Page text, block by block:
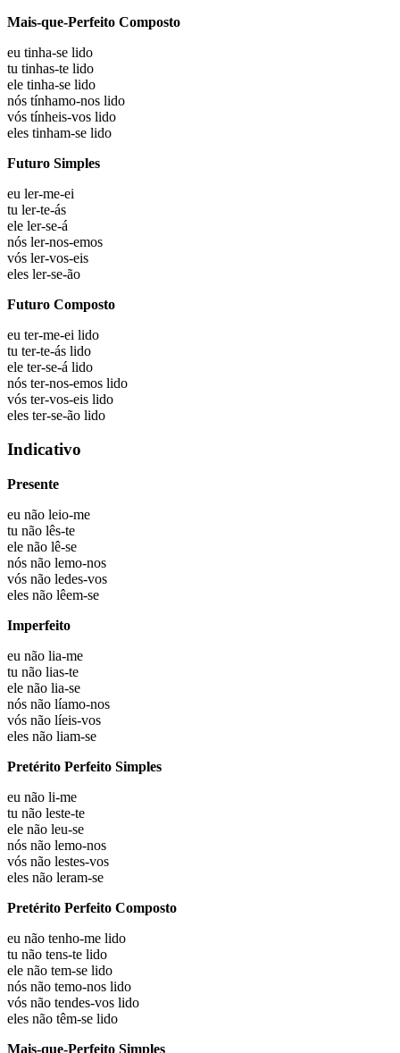
Mais-que-Perfeito Composto
eu tinha-se lido
tu tinhas-te lido
ele tinha-se lido
nós tínhamo-nos lido
vós tínheis-vos lido
eles tinham-se lido
Futuro Simples
eu ler-me-ei
tu ler-te-ás
ele ler-se-á
nós ler-nos-emos
vós ler-vos-eis
eles ler-se-ão
Futuro Composto
eu ter-me-ei lido
tu ter-te-ás lido
ele ter-se-á lido
nós ter-nos-emos lido
vós ter-vos-eis lido
eles ter-se-ão lido
Indicativo
Presente
eu não leio-me
tu não lês-te
ele não lê-se
nós não lemo-nos
vós não ledes-vos
eles não lêem-se
Imperfeito
eu não lia-me
tu não lias-te
ele não lia-se
nós não líamo-nos
vós não líeis-vos
eles não liam-se
Pretérito Perfeito Simples
eu não li-me
tu não leste-te
ele não leu-se
nós não lemo-nos
vós não lestes-vos
eles não leram-se
Pretérito Perfeito Composto
eu não tenho-me lido
tu não tens-te lido
ele não tem-se lido
nós não temo-nos lido
vós não tendes-vos lido
eles não têm-se lido
Mais-que-Perfeito Simples